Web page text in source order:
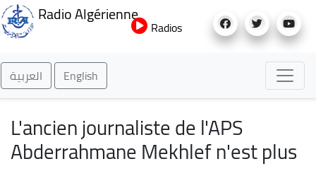
au
Radio Algérienne
Radios
العربية English
L'ancien journaliste de l'APS
Abderrahmane Mekhlef n'est plus